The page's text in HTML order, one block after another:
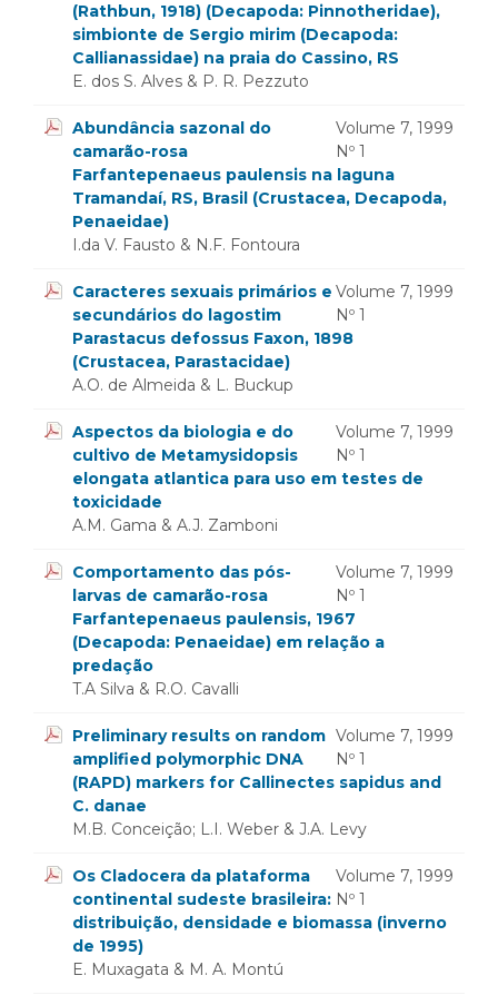
(Rathbun, 1918) (Decapoda: Pinnotheridae),
simbionte de Sergio mirim (Decapoda:
Callianassidae) na praia do Cassino, RS
E. dos S. Alves & P. R. Pezzuto
Volume 7, 1999
Nº 1
Abundância sazonal do
camarão-rosa
Farfantepenaeus paulensis na laguna
Tramandaí, RS, Brasil (Crustacea, Decapoda,
Penaeidae)
I.da V. Fausto & N.F. Fontoura
Volume 7, 1999
Nº 1
Caracteres sexuais primários e
secundários do lagostim
Parastacus defossus Faxon, 1898
(Crustacea, Parastacidae)
A.O. de Almeida & L. Buckup
Volume 7, 1999
Nº 1
Aspectos da biologia e do
cultivo de Metamysidopsis
elongata atlantica para uso em testes de
toxicidade
A.M. Gama & A.J. Zamboni
Volume 7, 1999
Nº 1
Comportamento das pós-
larvas de camarão-rosa
Farfantepenaeus paulensis, 1967
(Decapoda: Penaeidae) em relação a
predação
T.A Silva & R.O. Cavalli
Volume 7, 1999
Nº 1
Preliminary results on random
amplified polymorphic DNA
(RAPD) markers for Callinectes sapidus and
C. danae
M.B. Conceição; L.I. Weber & J.A. Levy
Volume 7, 1999
Nº 1
Os Cladocera da plataforma
continental sudeste brasileira:
distribuição, densidade e biomassa (inverno
de 1995)
E. Muxagata & M. A. Montú